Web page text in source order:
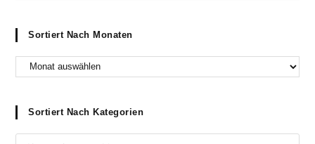
Sortiert Nach Monaten
Sortiert Nach Kategorien